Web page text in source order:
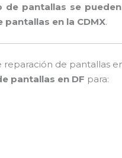
de pantallas se
pantallas en la CDMX.
reparación de pantallas
pantallas en DF para: